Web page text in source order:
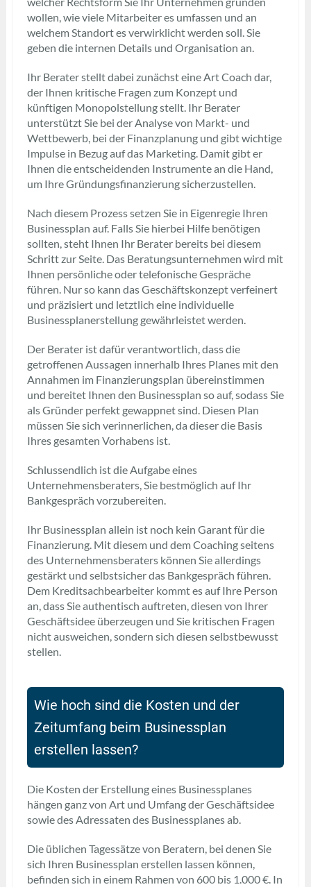
wollen, wie viele Mitarbeiter es umfassen und an
welchem Standort es verwirklicht werden soll. Sie
geben die internen Details und Organisation an.
Ihr Berater stellt dabei zunächst eine Art Coach dar,
der Ihnen kritische Fragen zum Konzept und
künftigen Monopolstellung stellt. Ihr Berater
unterstützt Sie bei der Analyse von Markt- und
Wettbewerb, bei der Finanzplanung und gibt wichtige
Impulse in Bezug auf das Marketing. Damit gibt er
Ihnen die entscheidenden Instrumente an die Hand,
um Ihre Gründungsfinanzierung sicherzustellen.
Nach diesem Prozess setzen Sie in Eigenregie Ihren
Businessplan auf. Falls Sie hierbei Hilfe benötigen
sollten, steht Ihnen Ihr Berater bereits bei diesem
Schritt zur Seite. Das Beratungsunternehmen wird mit
Ihnen persönliche oder telefonische Gespräche
führen. Nur so kann das Geschäftskonzept verfeinert
und präzisiert und letztlich eine individuelle
Businessplanerstellung gewährleistet werden.
Der Berater ist dafür verantwortlich, dass die
getroffenen Aussagen innerhalb Ihres Planes mit den
Annahmen im Finanzierungsplan übereinstimmen
und bereitet Ihnen den Businessplan so auf, sodass Sie
als Gründer perfekt gewappnet sind. Diesen Plan
müssen Sie sich verinnerlichen, da dieser die Basis
Ihres gesamten Vorhabens ist.
Schlussendlich ist die Aufgabe eines
Unternehmensberaters, Sie bestmöglich auf Ihr
Bankgespräch vorzubereiten.
Ihr Businessplan allein ist noch kein Garant für die
Finanzierung. Mit diesem und dem Coaching seitens
des Unternehmensberaters können Sie allerdings
gestärkt und selbstsicher das Bankgespräch führen.
Dem Kreditsachbearbeiter kommt es auf Ihre Person
an, dass Sie authentisch auftreten, diesen von Ihrer
Geschäftsidee überzeugen und Sie kritischen Fragen
nicht ausweichen, sondern sich diesen selbstbewusst
stellen.
Wie hoch sind die Kosten und der
Zeitumfang beim Businessplan
erstellen lassen?
Die Kosten der Erstellung eines Businessplanes
hängen ganz von Art und Umfang der Geschäftsidee
sowie des Adressaten des Businessplanes ab.
Die üblichen Tagessätze von Beratern, bei denen Sie
sich Ihren Businessplan erstellen lassen können,
befinden sich in einem Rahmen von 600 bis 1.000 €. In